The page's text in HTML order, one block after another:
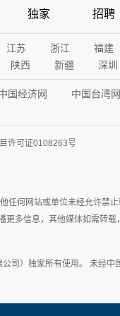
独家 招聘
江苏 浙江 福建
陕西
新疆 深圳
国经济网 中国台湾网
许可证0108263号
任何网站或单位未经允许禁
多信息，其他媒体如需转
司）独家所有使用。 未经中